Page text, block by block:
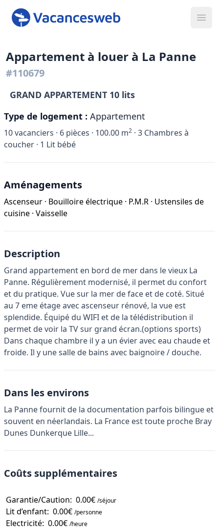
Appartement à louer à La Panne
#110679
GRAND APPARTEMENT 10 lits
Type de logement : Appartement
10vacanciers · 6 pièces · 100.00 m2 · 3 Chambres à
coucher · 1 Lit bébé
Aménagements
Ascenseur · Bouilloire électrique · P.M.R · Ustensiles de
cuisine · Vaisselle
Description
Grand appartement en bord de mer dans le vieux La
Panne. Régulièrement modernisé, il permet du confort
et du pratique. Vue sur la mer de face et de coté. Situé
au 7 eme étage avec ascenseur rénové, la vue est
splendide. Équipé du WIFI et de la télédistribution il
permet de voir la TV sur grand écran.(options sports)
Dans chaque chambre il y a un évier avec eau chaude et
froide. Il y une salle de bains avec baignoire / douche.
Dans les environs
La Panne fournit de la documentation parfois bilingue et
souvent en néerlandais. La France est toute proche Bray
Dunes Dunkerque Lille...
Coûts supplémentaires
Garantie/Caution: 0.00€ /séjour
Lit d’enfant: 0.00€ /personne
Electricité: 0.00€ /heure